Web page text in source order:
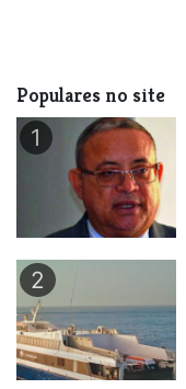
Populares no site
1
2